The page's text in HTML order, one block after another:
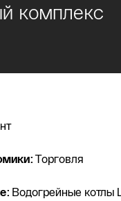
комплекс
Торговля
Водогрейные котлы